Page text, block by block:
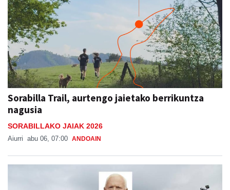
Sorabilla Trail, aurtengo jaietako berrikuntza
nagusia
SORABILLAKO JAIAK 2026
Aiurri abu 06, 07:00 ANDOAIN